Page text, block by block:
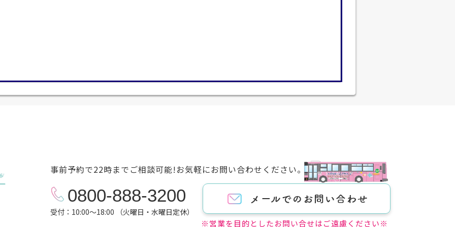
事前予約で22時までご相談可能!お気軽にお問い合わせください。
0800-888-3200
受付：10:00～18:00 （火曜日・水曜日定休）
※営業を目的としたお問い合せはご遠慮ください※